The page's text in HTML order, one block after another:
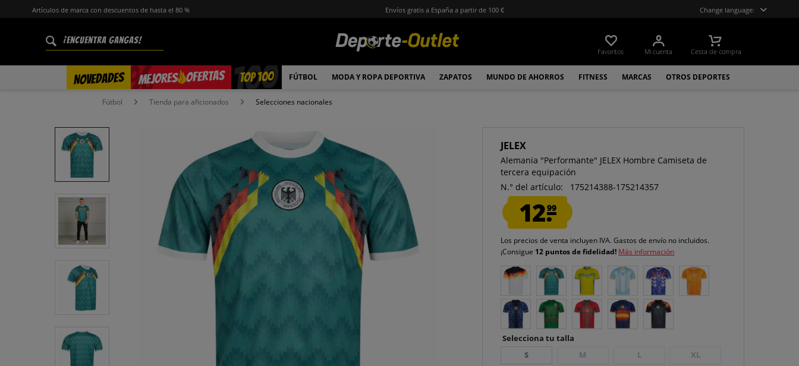
Artículos de marca con descuentos de hasta el 80 % Envíos gratis a España a partir de 100 € Change language:
Favoritos Mi cuenta Cesta de compra
NOVEDADES MEJORES OFERTAS
% TOP 100 FÚTBOL MODA Y ROPA DEPORTIVA ZAPATOS MUNDO DE AHORROS FITNESS MARCAS OTROS DEPORTES
Fútbol Tienda para aficionados Selecciones nacionales
JELEX
Alemania "Performante" JELEX Hombre Camiseta de
tercera equipación
N.° del artículo:
175214388-175214357
12.99
Los precios de venta incluyen IVA.Gastos de envío no incluidos.
¡Consigue 12 puntos de fidelidad! Más información
Selecciona tu talla
S
M L XL